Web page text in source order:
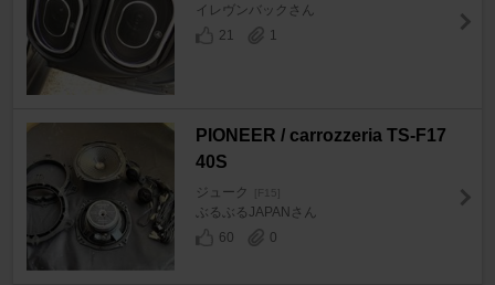
イレヴンバックさん
21
1
PIONEER / carrozzeria TS-F17
40S
ジューク [F15]
ぶるぶるJAPANさん
60
0